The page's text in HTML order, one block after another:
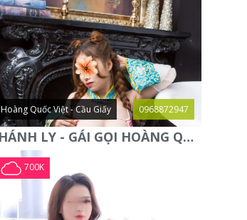
Hoàng Quốc Việt - Cầu Giấy 0968872947
KHÁNH LY - GÁI GỌI HOÀNG QUỐC VIỆT - DÂM ĐÃNG CHIỀU
700K